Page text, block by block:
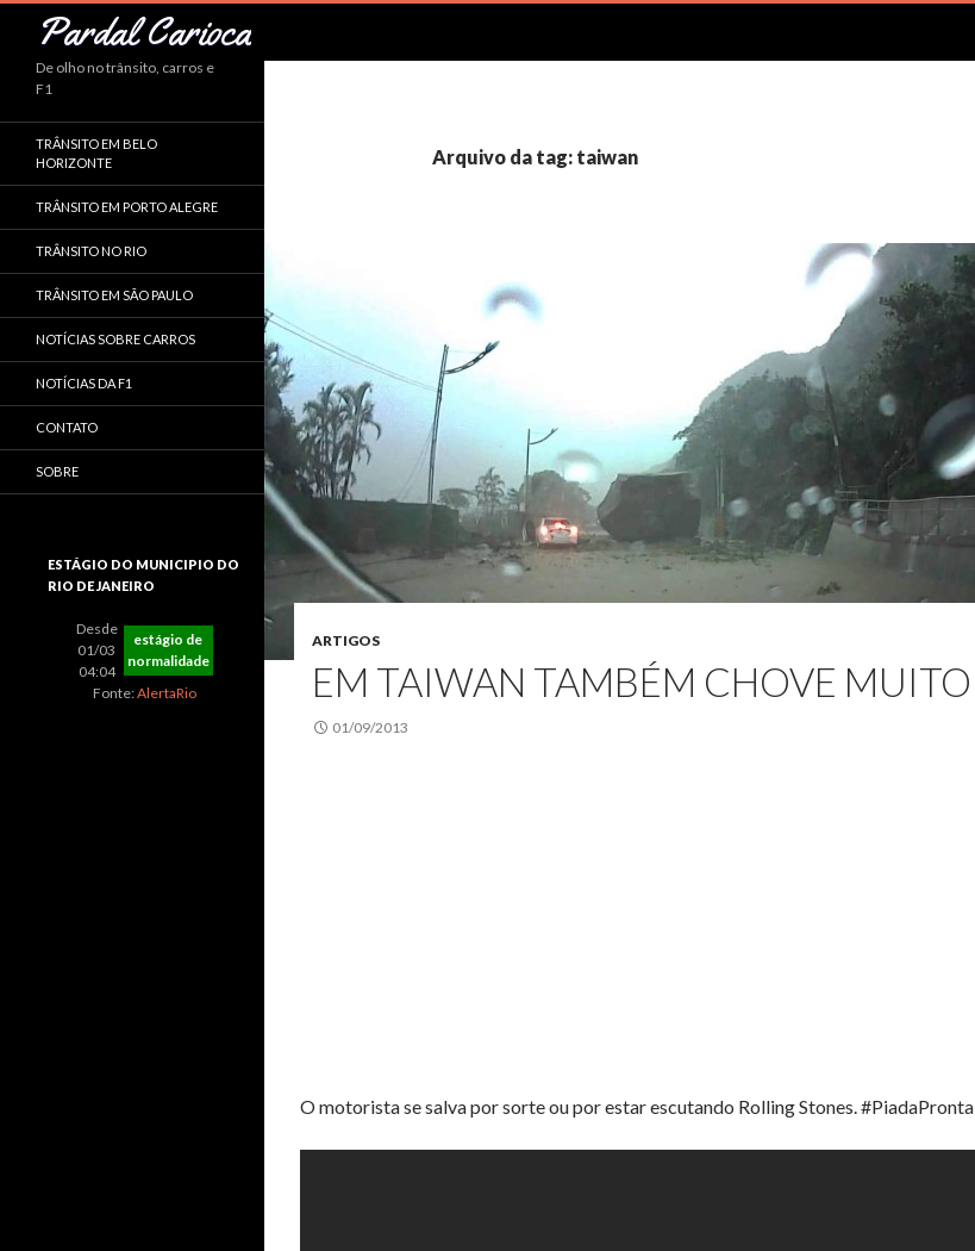
Pardal Carioca
Pesquisar
Arquivo da tag: taiwan
ARTIGOS
EM TAIWAN TAMBÉM CHOVE MUITO
01/09/2013
O motorista se salva por sorte ou por estar escutando Rolling Stones. #PiadaPronta
De olho no trânsito, carros e
F1
TRÂNSITO EM BELO
HORIZONTE
TRÂNSITO EM PORTO ALEGRE
TRÂNSITO NO RIO
TRÂNSITO EM SÃO PAULO
NOTÍCIAS SOBRE CARROS
NOTÍCIAS DA F1
CONTATO
SOBRE
ESTÁGIO DO MUNICIPIO DO
RIO DE JANEIRO
Desde
01/03
04:04
estágio de
normalidade
Fonte:AlertaRio